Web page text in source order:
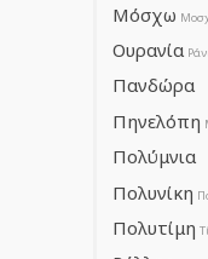
Μόσχω
Ουρανία
Πανδώρα
Πηνελόπη
Πολύμνια
Πολυνίκη
Πολυτίμη